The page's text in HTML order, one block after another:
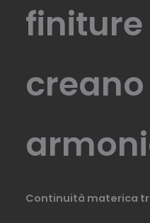
creano
Continuità materica